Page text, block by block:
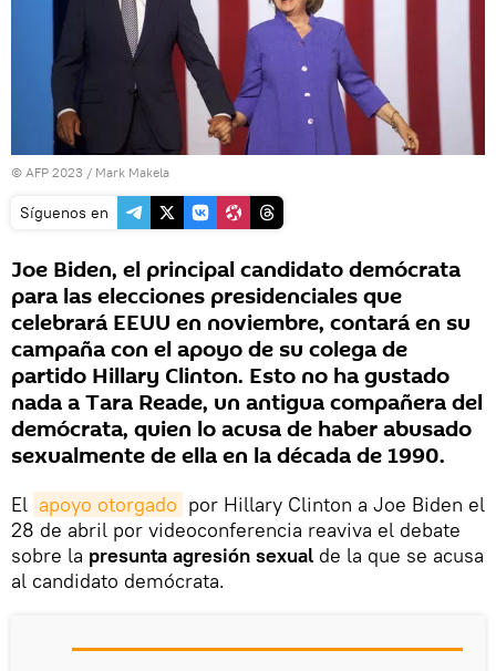
© AFP 2023 / Mark Makela
Síguenos en
Joe Biden, el principal candidato demócrata
para las elecciones presidenciales que
celebrará EEUU en noviembre, contará en su
campaña con el apoyo de su colega de
partido Hillary Clinton. Esto no ha gustado
nada a Tara Reade, un antigua compañera del
demócrata, quien lo acusa de haber abusado
sexualmente de ella en la década de 1990.
El apoyo otorgado por Hillary Clinton a Joe Biden el
28 de abril por videoconferencia reaviva el debate
sobre la presunta agresión sexual de la que se acusa
al candidato demócrata.